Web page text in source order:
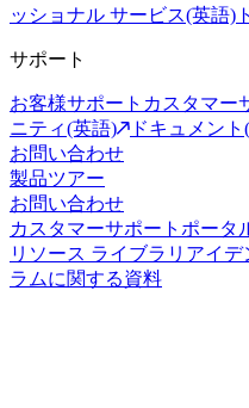
ッショナル サービス(英語)
サポート
お客様サポート カスタマー
ニティ(英語)
ドキュメン
お問い合わせ
製品ツアー
お問い合わせ
カスタマーサポートポータ
リソース ライブラリ アイデ
ラムに関する資料